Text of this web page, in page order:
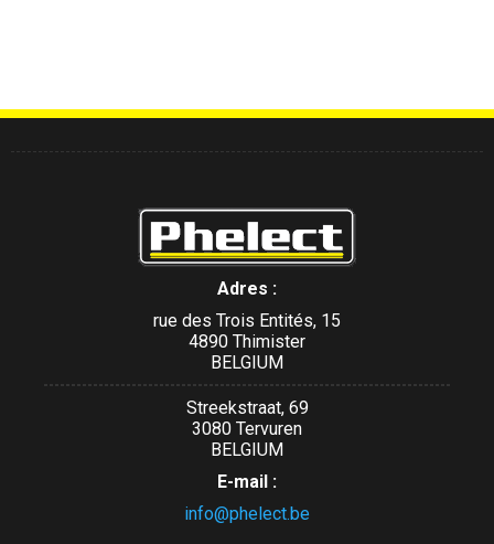
Adres :
rue des Trois Entités, 15
4890 Thimister
BELGIUM
Streekstraat, 69
3080 Tervuren
BELGIUM
E-mail :
info@phelect.be